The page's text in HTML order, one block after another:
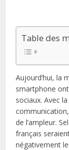
Table des
Aujourd’hui, la
smartphone
sociaux. Avec
de l’ampleur.
français
négativement